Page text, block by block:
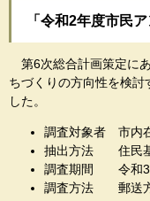
「令和2年度市民
第6次総合計画策定に
ちづくりの方向性を検討
した。
調査対象者 市内
抽出方法 住民基
調査期間 令和3
調査方法 郵送方